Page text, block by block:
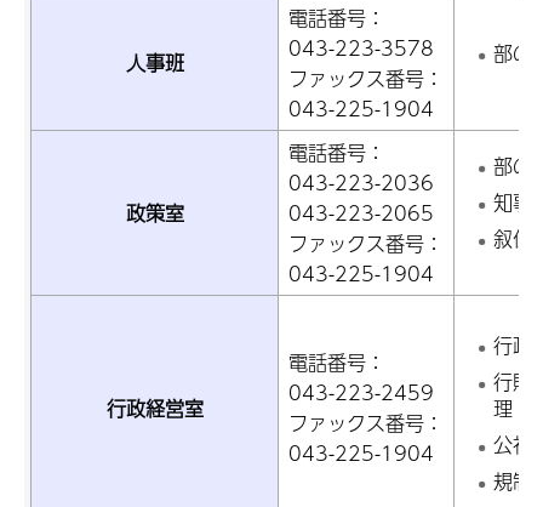
人事班
電話番号：
043-223-3578
ファックス番号：
043-225-1904
部の
政策室
電話番号：
043-223-2036
043-223-2065
ファックス番号：
043-225-1904
部の
知事
叙位
行政経営室
電話番号：
043-223-2459
ファックス番号：
043-225-1904
行政
行財
理
公社
規制